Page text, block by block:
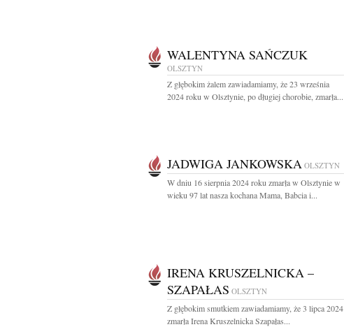
WALENTYNA SAŃCZUK
OLSZTYN
Z głębokim żalem zawiadamiamy, że 23 września
2024 roku w Olsztynie, po długiej chorobie, zmarła...
JADWIGA JANKOWSKA OLSZTYN
W dniu 16 sierpnia 2024 roku zmarła w Olsztynie w
wieku 97 lat nasza kochana Mama, Babcia i...
IRENA KRUSZELNICKA –
SZAPAŁAS OLSZTYN
Z głębokim smutkiem zawiadamiamy, że 3 lipca 2024
zmarła Irena Kruszelnicka Szapałas...